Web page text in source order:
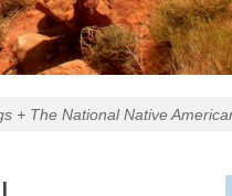
+ The National Native